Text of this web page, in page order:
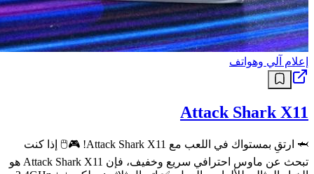
إعلام آلي وهواتف
Attack Shark X11
🦈 ارتقِ بمستواك في اللعب مع Attack Shark X11! 🎮🖱️ إذا كنت
تبحث عن ماوس احترافي سريع وخفيف، فإن Attack Shark X11 هو